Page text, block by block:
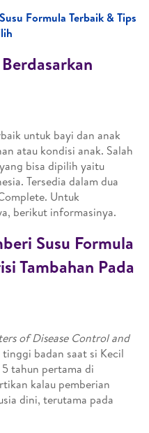
Formula Terbaik & Tips
untuk bayi dan anak
atau kondisi anak. Salah
bisa dipilih yaitu
Tersedia dalam dua
Untuk
berikut informasinya.
Susu Formula
Tambahan Pada
of Disease Control and
tinggi badan saat si Kecil
tahun pertama di
kalau pemberian
dini, terutama pada